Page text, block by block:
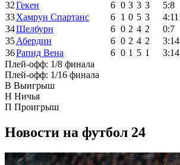
32Гекен 6 0 3 3 3 5:8
33Хамрун Спартанс 6 1 0 5 3 4:11
34Шелбурн 6 0 2 4 2 0:7
35Абердин 6 0 2 4 2 3:14
36Рапид Вена 6 0 1 5 1 3:14
Плей-офф: 1/8 финала
Плей-офф: 1/16 финала
В Выигрыш
Н Ничья
П Проигрыш
Новости на футбол 24